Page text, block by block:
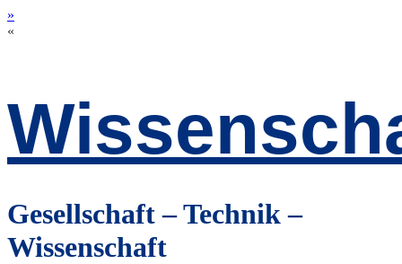
»
«
Gesellschaft – Technik –
Wissenschaft